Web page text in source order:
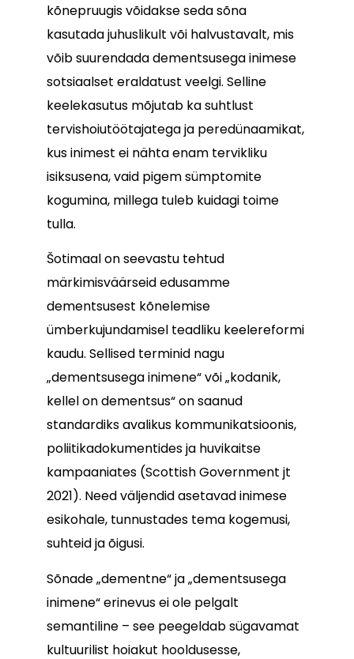
kõnepruugis võidakse seda sõna
kasutada juhuslikult või halvustavalt, mis
võib suurendada dementsusega inimese
sotsiaalset eraldatust veelgi. Selline
keelekasutus mõjutab ka suhtlust
tervishoiutöötajatega ja peredünaamikat,
kus inimest ei nähta enam tervikliku
isiksusena, vaid pigem sümptomite
kogumina, millega tuleb kuidagi toime
tulla.
Šotimaal on seevastu tehtud
märkimisväärseid edusamme
dementsusest kõnelemise
ümberkujundamisel teadliku keelereformi
kaudu. Sellised terminid nagu
„dementsusega inimene“ või „kodanik,
kellel on dementsus“ on saanud
standardiks avalikus kommunikatsioonis,
poliitikadokumentides ja huvikaitse
kampaaniates (Scottish Government jt
2021). Need väljendid asetavad inimese
esikohale, tunnustades tema kogemusi,
suhteid ja õigusi.
Sõnade „dementne“ ja „dementsusega
inimene“ erinevus ei ole pelgalt
semantiline – see peegeldab sügavamat
kultuurilist hoiakut hooldusesse,